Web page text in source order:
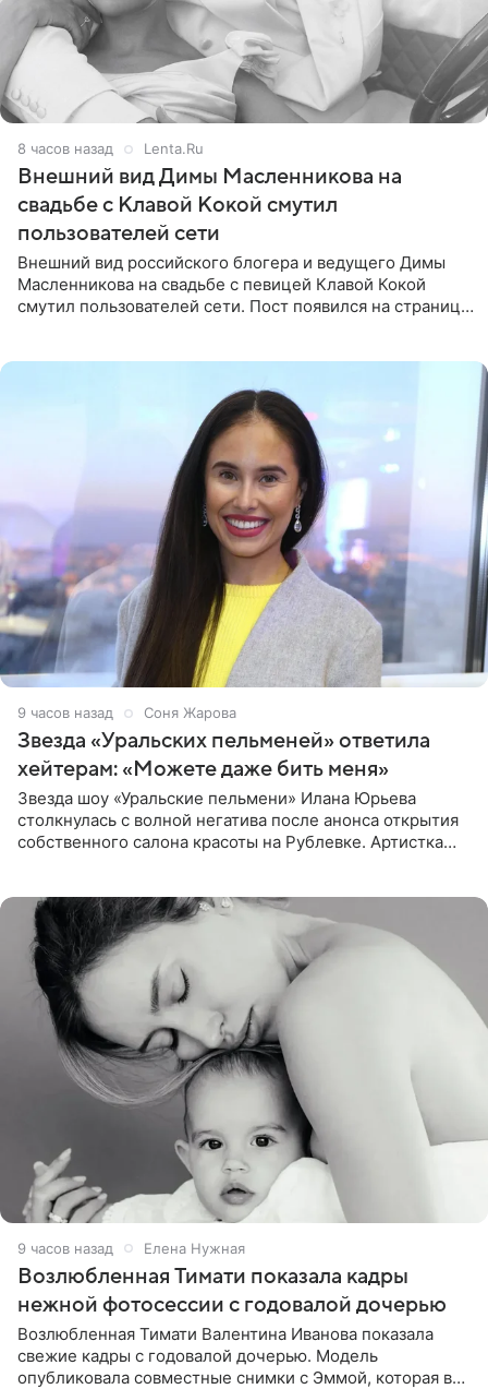
8 часов назад Lenta.Ru
Внешний вид Димы Масленникова на
свадьбе с Клавой Кокой смутил
пользователей сети
Внешний вид российского блогера и ведущего Димы
Масленникова на свадьбе с певицей Клавой Кокой
смутил пользователей сети. Пост появился на странице
9 часов назад Соня Жарова
Звезда «Уральских пельменей» ответила
хейтерам: «Можете даже бить меня»
Звезда шоу «Уральские пельмени» Илана Юрьева
столкнулась с волной негатива после анонса открытия
собственного салона красоты на Рублевке. Артистка
9 часов назад Елена Нужная
Возлюбленная Тимати показала кадры
нежной фотосессии с годовалой дочерью
Возлюбленная Тимати Валентина Иванова показала
свежие кадры с годовалой дочерью. Модель
опубликовала совместные снимки с Эммой, которая в